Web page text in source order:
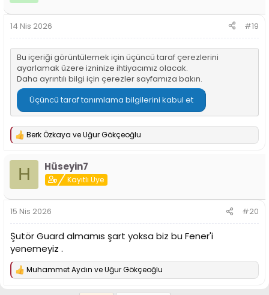
14 Nis 2026 #19
Bu içeriği görüntülemek için üçüncü taraf çerezlerini
ayarlamak üzere izninize ihtiyacımız olacak.
Daha ayrıntılı bilgi için çerezler sayfamıza bakın.
Üçüncü taraf tanımlama bilgilerini kabul et
T
:
Berk Özkaya veUğur Gökçeoğlu
H Hüseyin7
Kayıtlı Üye
15 Nis 2026 #20
Şutör Guard almamıs şart yoksa biz bu Fener'i
yenemeyiz .
T
Muhammet Aydın veUğur Gökçeoğlu